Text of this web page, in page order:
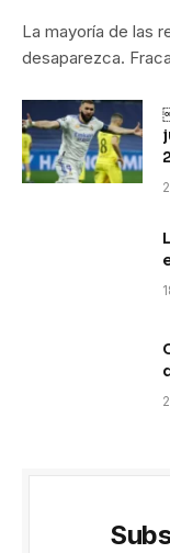
La mayoría de las
desaparezca.